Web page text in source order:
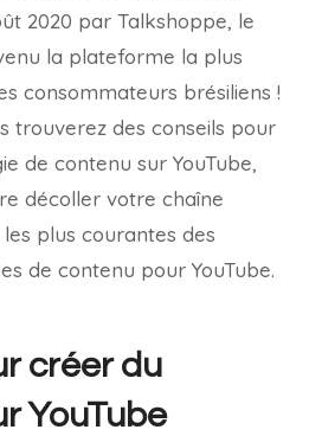
2020 par Talkshoppe, le
la plateforme la plus
consommateurs brésiliens !
trouverez des conseils pour
de contenu sur YouTube,
décoller votre chaîne
plus courantes des
de contenu pour YouTube.
créer du
YouTube